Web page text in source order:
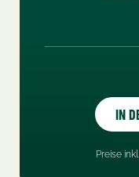
IN
Preise